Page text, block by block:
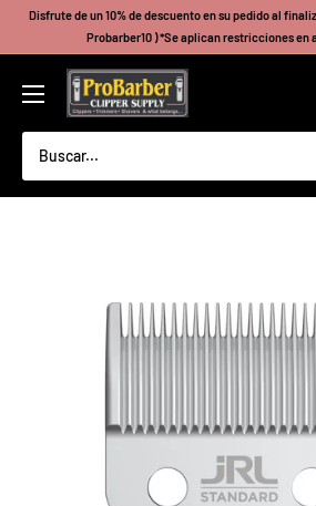
contenido
Disfrute de un 10% de descuento en su pedido al
Probarber10 ) *Se aplican restricciones en
Probarberclippersupply